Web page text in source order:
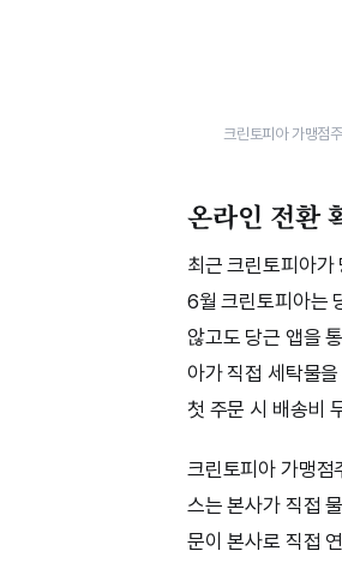
크린토피아 가맹점
온라인 전환
최근 크린토피아가
6월 크린토피아는
않고도 당근 앱을
아가 직접 세탁물
첫 주문 시 배송비
크린토피아 가맹점
스는 본사가 직접
문이 본사로 직접